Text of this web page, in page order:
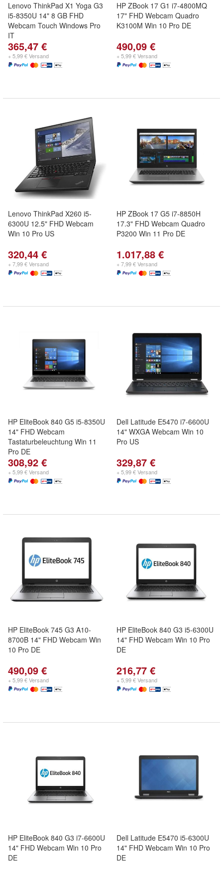
Lenovo ThinkPad X1 Yoga G3
i5-8350U 14" 8 GB FHD
Webcam Touch Windows Pro
IT
365,47 €
+ 5,99 € Versand
HP ZBook 17 G1 i7-4800MQ
17" FHD Webcam Quadro
K3100M Win 10 Pro DE
490,09 €
+ 5,99 € Versand
Lenovo ThinkPad X260 i5-
6300U 12.5" FHD Webcam
Win 10 Pro US
320,44 €
+ 7,99 € Versand
HP ZBook 17 G5 i7-8850H
17.3" FHD Webcam Quadro
P3200 Win 11 Pro DE
1.017,88 €
+ 7,99 € Versand
HP EliteBook 840 G5 i5-8350U
14" FHD Webcam
Tastaturbeleuchtung Win 11
Pro DE
308,92 €
+ 5,99 € Versand
Dell Latitude E5470 i7-6600U
14" WXGA Webcam Win 10
Pro US
329,87 €
+ 5,99 € Versand
HP EliteBook 745 G3 A10-
8700B 14" FHD Webcam Win
10 Pro DE
490,09 €
+ 5,99 € Versand
HP EliteBook 840 G3 i5-6300U
14" FHD Webcam Win 10 Pro
DE
216,77 €
+ 5,99 € Versand
HP EliteBook 840 G3 i7-6600U
14" FHD Webcam Win 10 Pro
DE
Dell Latitude E5470 i5-6300U
14" FHD Webcam Win 10 Pro
DE